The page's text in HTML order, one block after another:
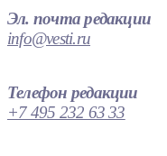
Эл. почта редакции
info@vesti.ru
Телефон редакции
+7 495 232 63 33